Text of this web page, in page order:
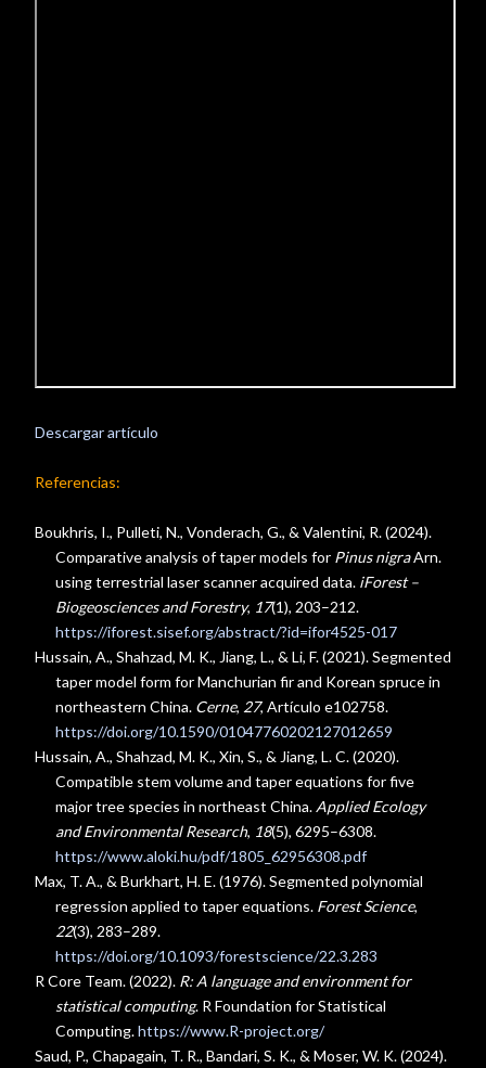
Descargar artículo
Referencias:
Boukhris, I., Pulleti, N., Vonderach, G., & Valentini, R. (2024).
Comparative analysis of taper models for Pinus nigraArn.
using terrestrial laser scanner acquired data. iForest –
Biogeosciences and Forestry, 17(1), 203–212.
https://iforest.sisef.org/abstract/?id=ifor4525-017
Hussain, A., Shahzad, M. K., Jiang, L., & Li, F. (2021). Segmented
taper model form for Manchurian fir and Korean spruce in
northeastern China. Cerne, 27, Artículo e102758.
https://doi.org/10.1590/01047760202127012659
Hussain, A., Shahzad, M. K., Xin, S., & Jiang, L. C. (2020).
Compatible stem volume and taper equations for five
major tree species in northeast China. Applied Ecology
and Environmental Research, 18(5), 6295–6308.
https://www.aloki.hu/pdf/1805_62956308.pdf
Max, T. A., & Burkhart, H. E. (1976). Segmented polynomial
regression applied to taper equations. Forest Science,
22(3), 283–289.
https://doi.org/10.1093/forestscience/22.3.283
R Core Team. (2022). R: A language and environment for
statistical computing. R Foundation for Statistical
Computing.https://www.R-project.org/
Saud, P., Chapagain, T. R., Bandari, S. K., & Moser, W. K. (2024).